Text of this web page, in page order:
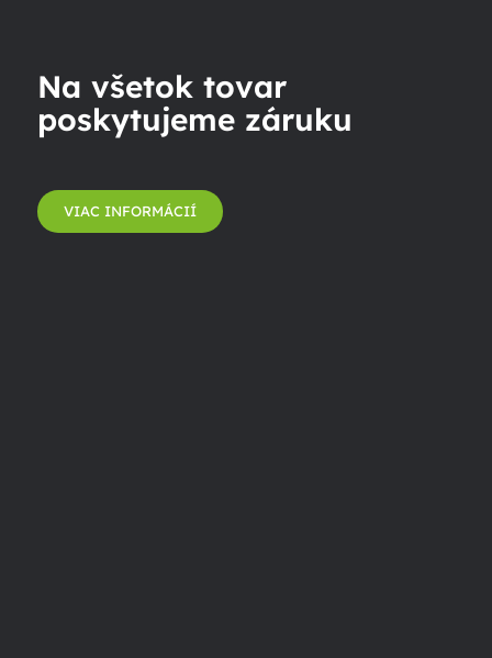
Na všetok tovar
poskytujeme záruku
VIAC INFORMÁCIÍ